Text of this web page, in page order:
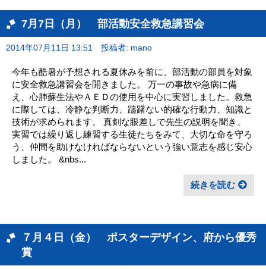
7月7日（月） 部活動安全救急講習会
2014年07月11日 13:51 投稿者: mano
今年も酷暑が予想される夏休みを前に、部活動の部員を対象
に安全救急講習会を開きました。 万一の事故や急病に備
え、心肺蘇生法やＡＥＤの使用を中心に実習しました。救急
に際しては、冷静な判断力、躊躇ない的確な行動力、知識と
技術が求められます。 真剣な眼差しで先生の説明を聞き、
実習では繰り返し練習する生徒たちをみて、大切な命を守ろ
う、仲間を助けなければならないという強い意志を感じ安心
しました。 &nbs...
続きを読む
７月４日（金） ポスターデザイン、府から優秀
賞